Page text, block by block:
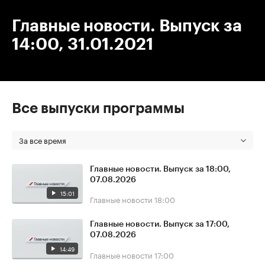
Главные новости. Выпуск за
14:00, 31.01.2021
Все выпуски программы
За все время
15:01
Главные новости. Выпуск за 18:00,
07.08.2026
Главные новости 18:00
14:49
Главные новости. Выпуск за 17:00,
07.08.2026
Главные новости 17:00